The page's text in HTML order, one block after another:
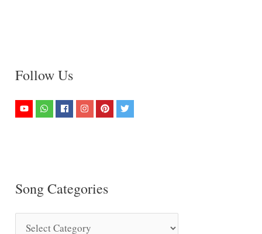
Follow Us
Song Categories